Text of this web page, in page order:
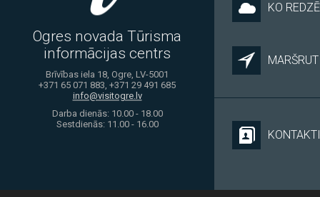
Ogres novada Tūrisma
informācijas centrs
Brīvības iela 18, Ogre, LV-5001
+371 65 071 883, +371 29 491 685
info@visitogre.lv
Darba dienās: 10.00 - 18.00
Sestdienās: 11.00 - 16.00
KO
KONTAKTI